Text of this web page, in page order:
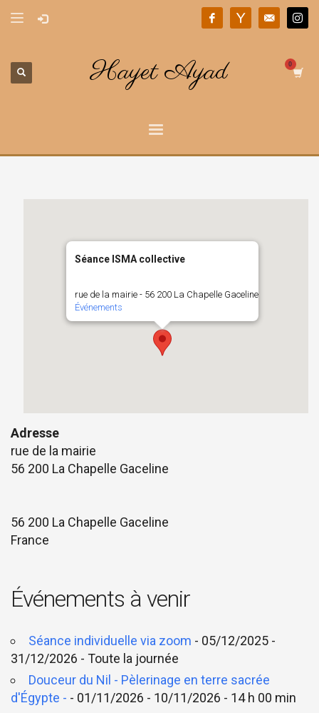
Hayet Ayad
Séance ISMA collective
rue de la mairie - 56 200 La Chapelle Gaceline
Événements
Adresse
rue de la mairie
56 200 La Chapelle Gaceline
56 200 La Chapelle Gaceline
France
Événements à venir
Séance individuelle via zoom - 05/12/2025 -
31/12/2026 - Toute la journée
Douceur du Nil - Pèlerinage en terre sacrée
d'Égypte - - 01/11/2026 - 10/11/2026 - 14 h 00 min